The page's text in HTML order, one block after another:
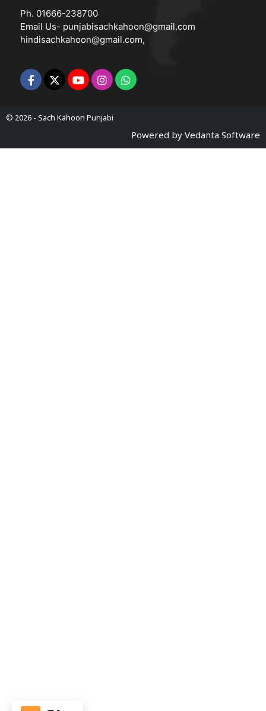
Ph. 01666-238700
Email Us- punjabisachkahoon@gmail.com
hindisachkahoon@gmail.com,
© 2026 - Sach Kahoon Punjabi
Powered by Vedanta Software